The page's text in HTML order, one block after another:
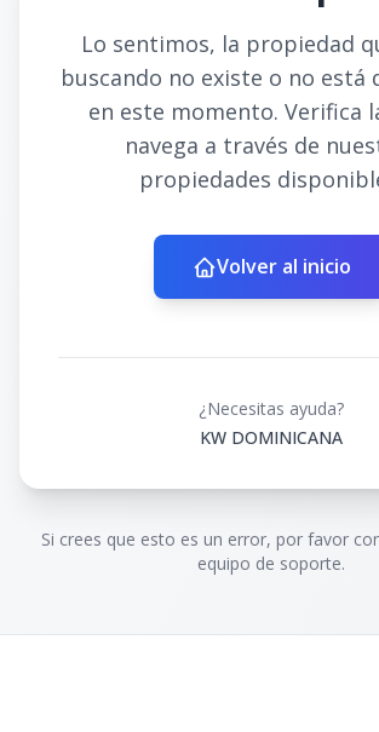
Lo sentimos, la propiedad
buscando no existe o no está
en este momento. Verifica
navega a través de
propiedades
Volver al inicio
¿Necesitas ayuda?
KW DOMINICANA
Si crees que esto es un error, por favor
equipo de soporte.